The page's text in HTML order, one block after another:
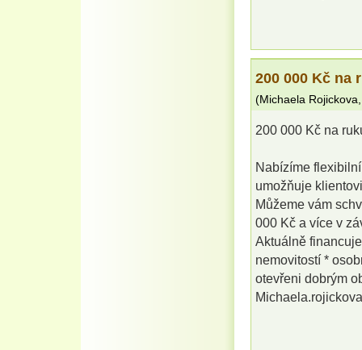
200 000 Kč na
(Michaela Rojickova
200 000 Kč na
Nabízíme
umožňuje
Můžeme vám
000 Kč a více v
Aktuálně
nemovitostí *
otevřeni dobrým